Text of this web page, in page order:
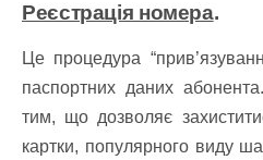
Реєстрація номера.
Це процедура
паспортних даних
тим, що дозволяє
картки, популярного виду